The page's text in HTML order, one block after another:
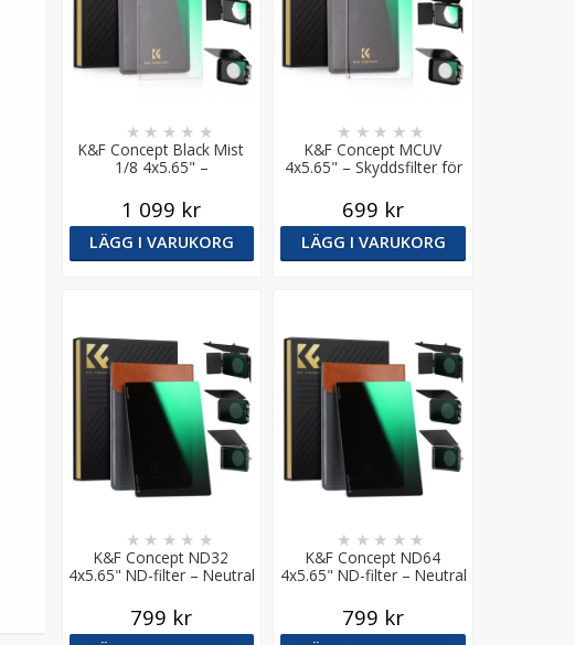
K&F Concept Black Mist
1/8 4x5.65" –
mattebox
★ ★ ★ ★ ★
1 099 kr
LÄGG I VARUKORG
K&F Concept MCUV
4x5.65" – Skyddsfilter för
mattebox
★ ★ ★ ★ ★
699 kr
LÄGG I VARUKORG
K&F Concept ND32
4x5.65" ND-filter – Neutral
★ ★ ★ ★ ★
799 kr
K&F Concept ND64
4x5.65" ND-filter – Neutral
★ ★ ★ ★ ★
799 kr